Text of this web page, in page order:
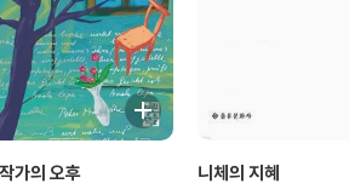
가의 오후 니체의 지혜